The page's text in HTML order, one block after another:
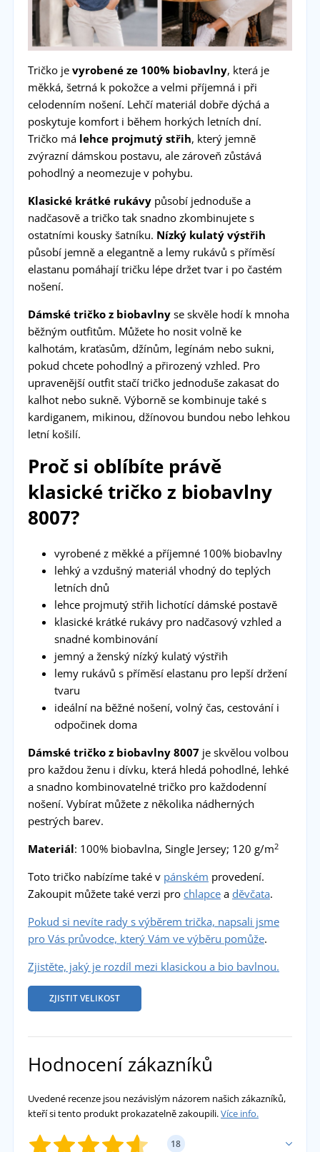
Tričko je vyrobené ze 100% biobavlny, která je
měkká, šetrná k pokožce a velmi příjemná i při
celodenním nošení. Lehčí materiál dobře dýchá a
poskytuje komfort i během horkých letních dní.
Tričko má lehce projmutý střih, který jemně
zvýrazní dámskou postavu, ale zároveň zůstává
pohodlný a neomezuje v pohybu.
Klasické krátké rukávypůsobí jednoduše a
nadčasově a tričko tak snadno zkombinujete s
ostatními kousky šatníku. Nízký kulatý výstřih
působí jemně a elegantně a lemy rukávů s příměsí
elastanu pomáhají tričku lépe držet tvar i po častém
nošení.
Dámské tričko z biobavlny se skvěle hodí k mnoha
běžným outfitům. Můžete ho nosit volně ke
kalhotám, kraťasům, džínům, legínám nebo sukni,
pokud chcete pohodlný a přirozený vzhled. Pro
upravenější outfit stačí tričko jednoduše zakasat do
kalhot nebo sukně. Výborně se kombinuje také s
kardiganem, mikinou, džínovou bundou nebo lehkou
letní košilí.
Proč si oblíbíte právě
klasické tričko z biobavlny
8007?
vyrobené z měkké a příjemné 100% biobavlny
lehký a vzdušný materiál vhodný do teplých
letních dnů
lehce projmutý střih lichotící dámské postavě
klasické krátké rukávy pro nadčasový vzhled a
snadné kombinování
jemný a ženský nízký kulatý výstřih
lemy rukávů s příměsí elastanu pro lepší držení
tvaru
ideální na běžné nošení, volný čas, cestování i
odpočinek doma
Dámské tričko z biobavlny 8007je skvělou volbou
pro každou ženu i dívku, která hledá pohodlné, lehké
a snadno kombinovatelné tričko pro každodenní
nošení. Vybírat můžete z několika nádherných
pestrých barev.
Materiál: 100% biobavlna, Single Jersey; 120 g/m2
Toto tričko nabízíme také v pánském provedení.
Zakoupit můžete také verzi pro chlapcea děvčata.
Pokud si nevíte rady s výběrem trička, napsali jsme
pro Vás průvodce, který Vám ve výběru pomůže.
Zjistěte, jaký je rozdíl mezi klasickou a bio bavlnou.
ZJISTIT VELIKOST
Hodnocení zákazníků
Uvedené recenze jsou nezávislým názorem našich zákazníků,
kteří si tento produkt prokazatelně zakoupili.Více info.
18